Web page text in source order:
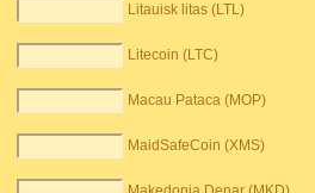
Litauisk litas (LTL)
Litecoin (LTC)
Macau Pataca (MOP)
MaidSafeCoin (XMS)